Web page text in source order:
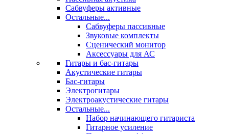
Сабвуферы активные
Остальные...
Сабвуферы пассивные
Звуковые комплекты
Сценический монитор
Аксессуары для АС
Гитары и бас-гитары
Акустические гитары
Бас-гитары
Электрогитары
Электроакустические гитары
Остальные...
Набор начинающего гитариста
Гитарное усиление